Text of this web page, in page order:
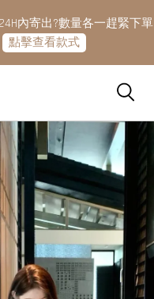
內寄出?數量各一趕緊下單
點擊查看款式